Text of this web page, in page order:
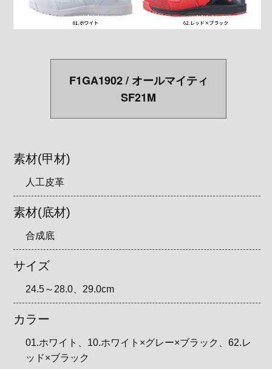
F1GA1902 / オールマイティ
SF21M
素材(甲材)
人工皮革
素材(底材)
合成底
サイズ
24.5～28.0、29.0cm
カラー
01.ホワイト、10.ホワイト×グレー×ブラック、62.レ
ッド×ブラック